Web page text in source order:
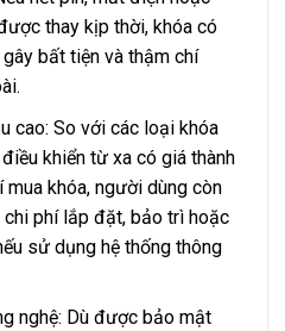
thay kịp thời, khóa có
bất tiện và thậm chí
cao: So với các loại khóa
khiển từ xa có giá thành
mua khóa, người dùng còn
phí lắp đặt, bảo trì hoặc
sử dụng hệ thống thông
nghệ: Dù được bảo mật